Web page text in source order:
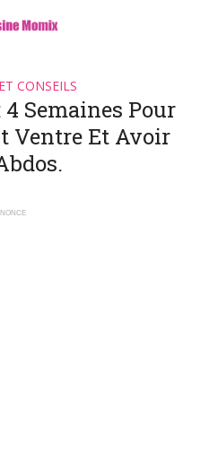
CONSEILS
4 Semaines Pour
Ventre Et Avoir